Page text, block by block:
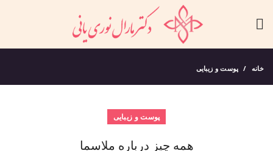
خانه پوست و زیبایی
پوست و زیبایی
همه چیز درباره ملاسما